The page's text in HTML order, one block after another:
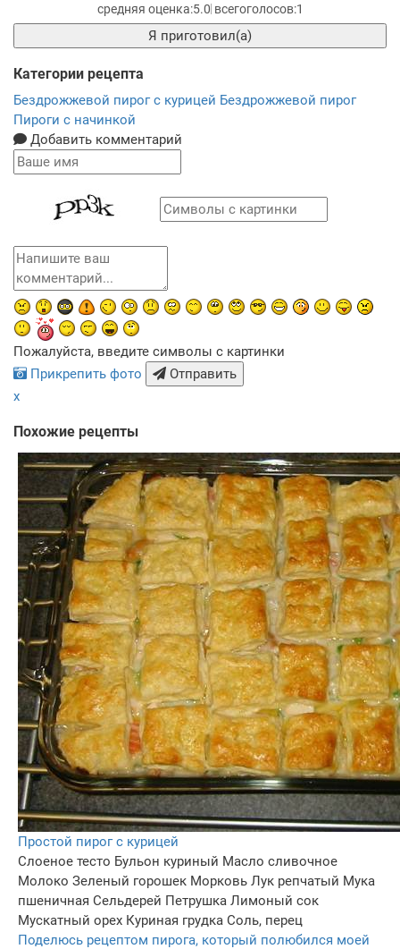
5.0 1
Я приготовил(а)
Категории рецепта
Бездрожжевой пирог с курицей Бездрожжевой пирог
Пироги с начинкой
Добавить комментарий
Пожалуйста, введите символы с картинки
Прикрепить фото
Отправить
x
Похожие рецепты
Простой пирог с курицей
Слоеное тесто Бульон куриный Масло сливочное
Молоко Зеленый горошек Морковь Лук репчатый Мука
пшеничная Сельдерей Петрушка Лимоный сок
Мускатный орех Куриная грудка Соль, перец
Поделюсь рецептом пирога, который полюбился моей